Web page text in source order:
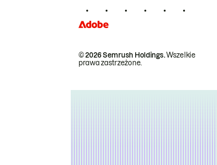
© 2026 Semrush Holdings.Wszelkie
prawa zastrzeżone.